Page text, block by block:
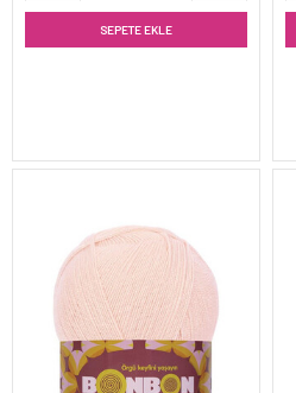
SEPETE EKLE